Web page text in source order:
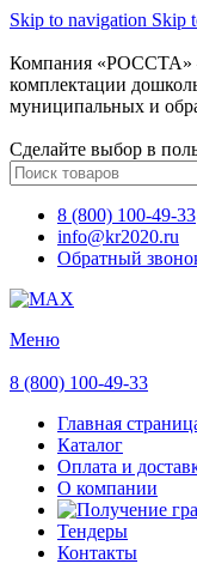
Skip to navigation Skip
Компания «РОССТА»
комплектации
муниципальных и
Сделайте выбор в
8 (800) 100-49-33
info@kr2020.ru
Обратный
Меню
8 (800) 100-49-33
Главная
Каталог
Оплата и
О компании
Тендеры
Контакты